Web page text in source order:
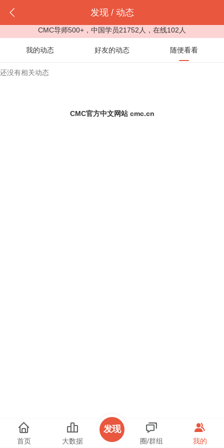
发现 / 动态
CMC导师500+，中国学员21752人，在线102人
我的动态 好友的动态 随便看看
还没有相关动态
首页 大数据
发现
圈/群组 我的
CMC官方中文网站 cmc.cn